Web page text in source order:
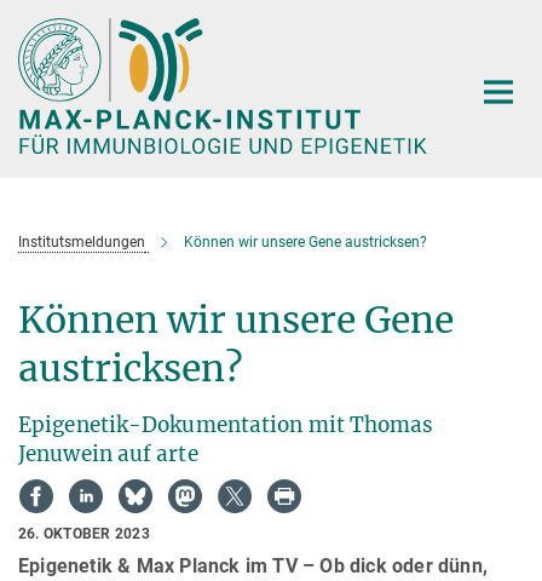
Hauptinhalt
Institutsmeldungen Können wir unsere Gene austricksen?
Können wir unsere Gene
austricksen?
Epigenetik-Dokumentation mit Thomas
Jenuwein auf arte
26. OKTOBER 2023
Epigenetik & Max Planck im TV – Ob dick oder dünn,